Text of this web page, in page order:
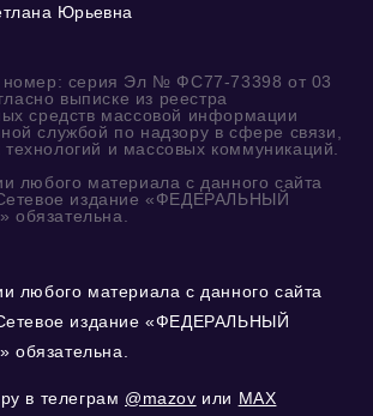
Юрьевна
номер: серия Эл № ФС77-73398 от 03
выписке из реестра
средств массовой информации
службой по надзору в сфере связи,
и массовых коммуникаций.
любого материала с данного сайта
издание «ФЕДЕРАЛЬНЫЙ
любого материала с данного сайта
издание «ФЕДЕРАЛЬНЫЙ
в телеграм @mazov или MAX